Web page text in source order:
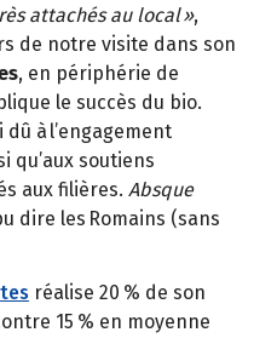
attachés au local »,
de notre visite dans son
, en périphérie de
le succès du bio.
dû à l’engagement
qu’aux soutiens
aux filières. Absque
dire les Romains (sans
réalise 20 % de son
15 % en moyenne